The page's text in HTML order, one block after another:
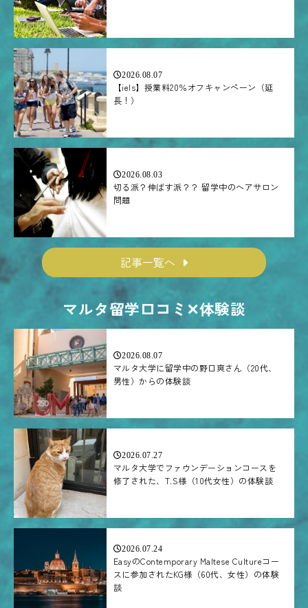
2026.08.07
【iels】授業料20％オフキャンペーン（延
長！）
2026.08.03
切る派？伸ばす派？？ 留学中のヘアサロン
問題
記事一覧へ
マルタ留学口コミ✕体験談
2026.08.07
マルタ大学に留学中の野口爽さん（20代、
男性）からの体験談
2026.07.27
マルタ大学でファウンデーションコースを
修了された、T.S様（10代女性）の体験談
2026.07.24
EasyのContemporary Maltese Cultureコー
スに参加されたKG様（60代、女性）の体験
談